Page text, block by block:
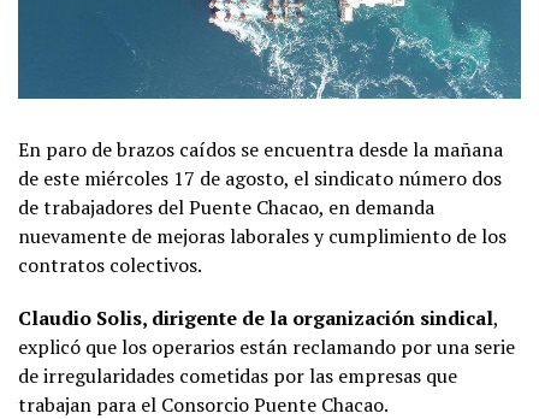
En paro de brazos caídos se encuentra desde la mañana
de este miércoles 17 de agosto, el sindicato número dos
de trabajadores del Puente Chacao, en demanda
nuevamente de mejoras laborales y cumplimiento de los
contratos colectivos.
Claudio Solis, dirigente de la organización sindical,
explicó que los operarios están reclamando por una serie
de irregularidades cometidas por las empresas que
trabajan para el Consorcio Puente Chacao.